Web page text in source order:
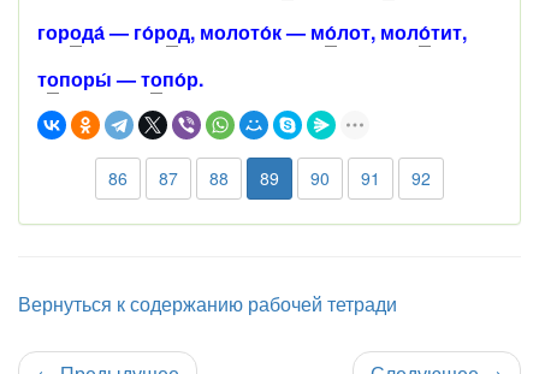
города́ — го́род, молото́к — мо́лот, моло́тит,
топоры́ — топо́р.
86 87 88 89 90 91 92
Вернуться к содержанию рабочей тетради